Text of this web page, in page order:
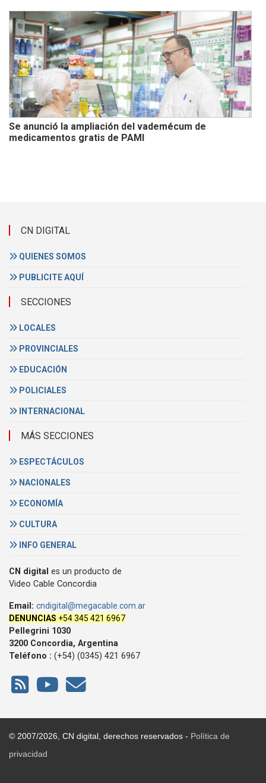
Se anunció la ampliación del vademécum de
medicamentos gratis de PAMI
CN DIGITAL
QUIENES SOMOS
PUBLICITE AQUÍ
SECCIONES
LOCALES
PROVINCIALES
EDUCACIÓN
POLICIALES
INTERNACIONAL
MÁS SECCIONES
ESPECTÁCULOS
NACIONALES
ECONOMÍA
CULTURA
INFO GENERAL
CN digital es un producto de
Video Cable Concordia
Email: cndigital@megacable.com.ar
DENUNCIAS +54 345 421 6967
Pellegrini 1030
3200 Concordia, Argentina
Teléfono : (+54) (0345) 421 6967
© 2007/2026, CN digital, derechos reservados - Política de
privacidad